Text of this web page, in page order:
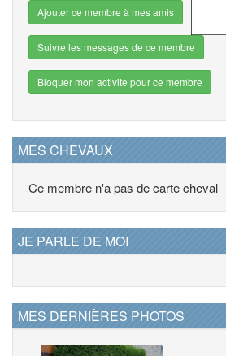
Ajouter ce membre à mes amis
Suivre les messages de ce membre
Bloquer mon activite pour ce membre
MES CHEVAUX
Ce membre n'a pas de carte cheval
JE PARLE DE MOI
MES DERNIÈRES PHOTOS